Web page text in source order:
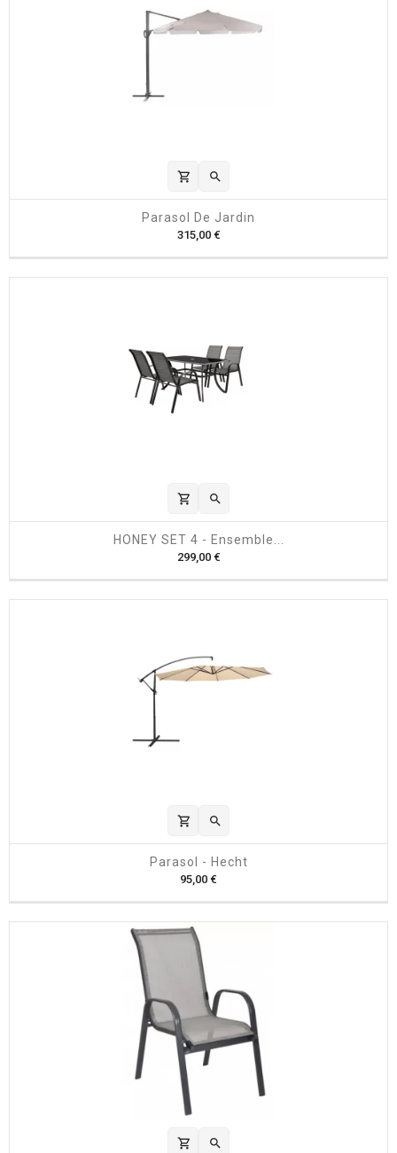
shopping_cart 
Parasol De Jardin
315,00 €P
x
shopping_cart 
HONEY SET 4 - Ensemble...
299,00 €P
x
shopping_cart 
Parasol - Hecht
95,00 €
x
shopping_cart 